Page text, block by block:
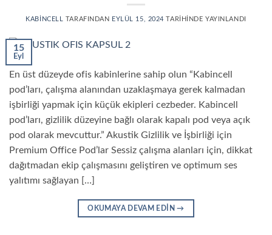
KABINCELL TARAFINDAN EYLÜL 15, 2024 TARIHINDE YAYINLANDI
15
Eyl
En üst düzeyde ofis kabinlerine sahip olun “Kabincell
pod’ları, çalışma alanından uzaklaşmaya gerek kalmadan
işbirliği yapmak için küçük ekipleri cezbeder. Kabincell
pod’ları, gizlilik düzeyine bağlı olarak kapalı pod veya açık
pod olarak mevcuttur.” Akustik Gizlilik ve İşbirliği için
Premium Office Pod’lar Sessiz çalışma alanları için, dikkat
dağıtmadan ekip çalışmasını geliştiren ve optimum ses
yalıtımı sağlayan […]
OKUMAYA DEVAM EDIN→